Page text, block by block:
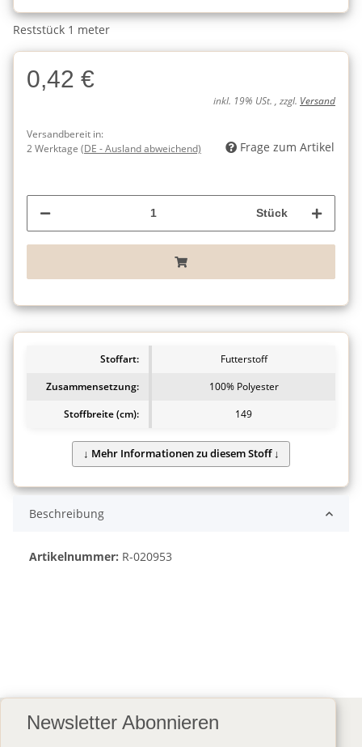
Reststück 1 meter
0,42 €
inkl. 19% USt. , zzgl. Versand
Versandbereit in:
2 Werktage (DE - Ausland abweichend) Frage zum Artikel
Stück
Stoffart:
Futterstoff
Zusammensetzung:
100% Polyester
Stoffbreite (cm):
149
Beschreibung
Artikelnummer: R-020953
Newsletter Abonnieren